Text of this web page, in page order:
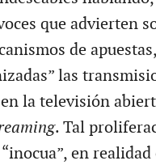
que advierten
de
las
la televisión
. Tal
en